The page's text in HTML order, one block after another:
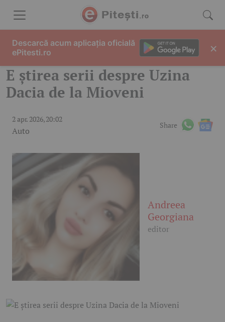
E știrea serii despre Uzina
Dacia de la Mioveni
2 apr. 2026, 20:02
Auto
Share
Andreea
Georgiana
editor
Descarcă acum aplicația oficială
ePitesti.ro
×